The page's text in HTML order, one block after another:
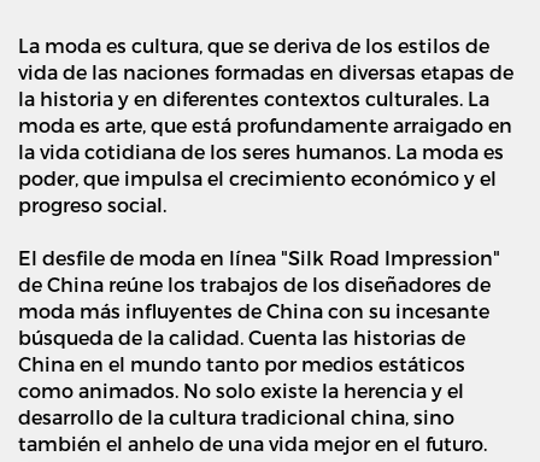
La moda es cultura, que se deriva de los estilos de
vida de las naciones formadas en diversas etapas de
la historia y en diferentes contextos culturales. La
moda es arte, que está profundamente arraigado en
la vida cotidiana de los seres humanos. La moda es
poder, que impulsa el crecimiento económico y el
progreso social.
El desfile de moda en línea "Silk Road Impression"
de China reúne los trabajos de los diseñadores de
moda más influyentes de China con su incesante
búsqueda de la calidad. Cuenta las historias de
China en el mundo tanto por medios estáticos
como animados. No solo existe la herencia y el
desarrollo de la cultura tradicional china, sino
también el anhelo de una vida mejor en el futuro.